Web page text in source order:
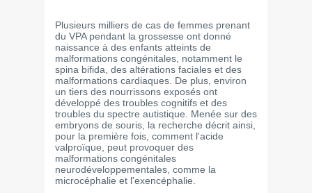
Plusieurs milliers de cas de femmes prenant
du VPA pendant la grossesse ont donné
naissance à des enfants atteints de
malformations congénitales, notamment le
spina bifida, des altérations faciales et des
malformations cardiaques. De plus, environ
un tiers des nourrissons exposés ont
développé des troubles cognitifs et des
troubles du spectre autistique. Menée sur des
embryons de souris, la recherche décrit ainsi,
pour la première fois, comment l'acide
valproïque, peut provoquer des
malformations congénitales
neurodéveloppementales, comme la
microcéphalie et l'exencéphalie.